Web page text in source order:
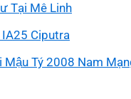
Tại Mê Linh
Ciputra
Mậu Tý 2008 Nam